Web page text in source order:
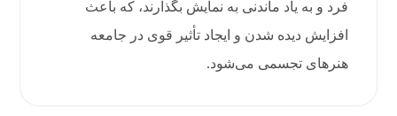
فرد و به یاد ماندنی به نمایش بگذارند، که باعث
افزایش دیده شدن و ایجاد تأثیر قوی در جامعه
هنرهای تجسمی می‌شود.